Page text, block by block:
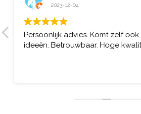
2023-12-04
Persoonlijk advies. Komt zelf
ideeën. Betrouwbaar. Hoge